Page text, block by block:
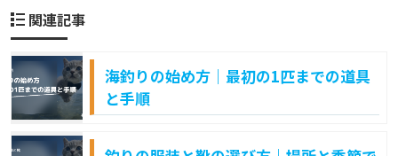
関連記事
海釣りの始め方｜最初の1匹までの道具
と手順